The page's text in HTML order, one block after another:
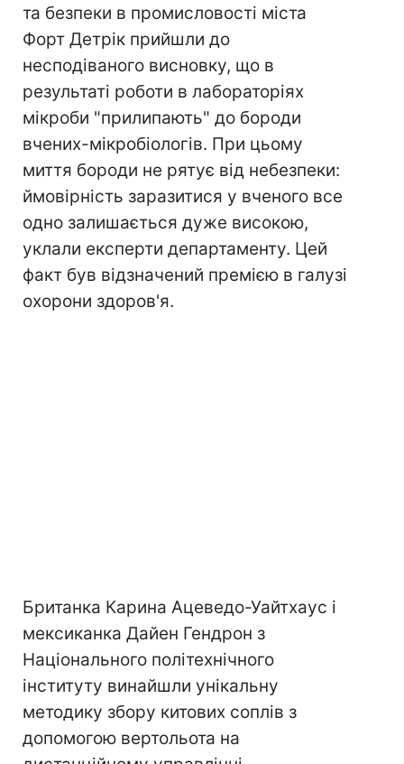
та безпеки в промисловості міста
Форт Детрік прийшли до
несподіваного висновку, що в
результаті роботи в лабораторіях
мікроби "прилипають" до бороди
вчених-мікробіологів. При цьому
миття бороди не рятує від небезпеки:
ймовірність заразитися у вченого все
одно залишається дуже високою,
уклали експерти департаменту. Цей
факт був відзначений премією в галузі
охорони здоров'я.
Британка Карина Ацеведо-Уайтхаус і
мексиканка Дайен Гендрон з
Національного політехнічного
інституту винайшли унікальну
методику збору китових соплів з
допомогою вертольота на